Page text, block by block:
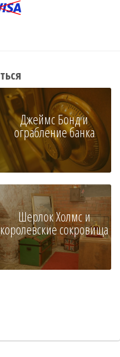
Джеймс Бонд и
ограбление банка
Шерлок Холмс и
королевские сокровища